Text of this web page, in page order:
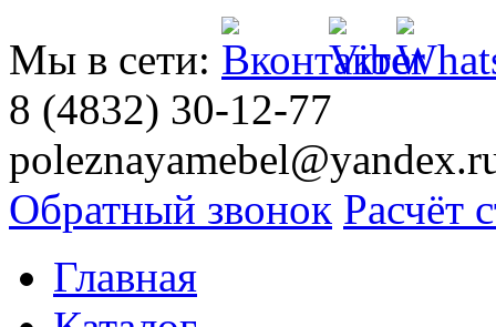
Мы в сети:
8 (4832) 30-12-77
Обратный звонок Расчёт
Главная